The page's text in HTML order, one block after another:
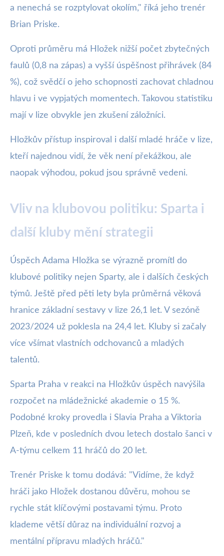
a nenechá se rozptylovat okolím," říká jeho trenér
Brian Priske.
Oproti průměru má Hložek nižší počet zbytečných
faulů (0,8 na zápas) a vyšší úspěšnost přihrávek (84
%), což svědčí o jeho schopnosti zachovat chladnou
hlavu i ve vypjatých momentech. Takovou statistiku
mají v lize obvykle jen zkušení záložníci.
Hložkův přístup inspiroval i další mladé hráče v lize,
kteří najednou vidí, že věk není překážkou, ale
naopak výhodou, pokud jsou správně vedeni.
Vliv na klubovou politiku: Sparta i
další kluby mění strategii
Úspěch Adama Hložka se výrazně promítl do
klubové politiky nejen Sparty, ale i dalších českých
týmů. Ještě před pěti lety byla průměrná věková
hranice základní sestavy v lize 26,1 let. V sezóně
2023/2024 už poklesla na 24,4 let. Kluby si začaly
více všímat vlastních odchovanců a mladých
talentů.
Sparta Praha v reakci na Hložkův úspěch navýšila
rozpočet na mládežnické akademie o 15 %.
Podobné kroky provedla i Slavia Praha a Viktoria
Plzeň, kde v posledních dvou letech dostalo šanci v
A-týmu celkem 11 hráčů do 20 let.
Trenér Priske k tomu dodává: "Vidíme, že když
hráči jako Hložek dostanou důvěru, mohou se
rychle stát klíčovými postavami týmu. Proto
klademe větší důraz na individuální rozvoj a
mentální přípravu mladých hráčů."